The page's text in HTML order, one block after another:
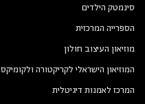
סינמטק הילדים
הספרייה המרכזית
מוזיאון העיצוב חולון
המוזיאון הישראלי לקריקטורה ולקומיקס
המרכז לאמנות דיגיטלית